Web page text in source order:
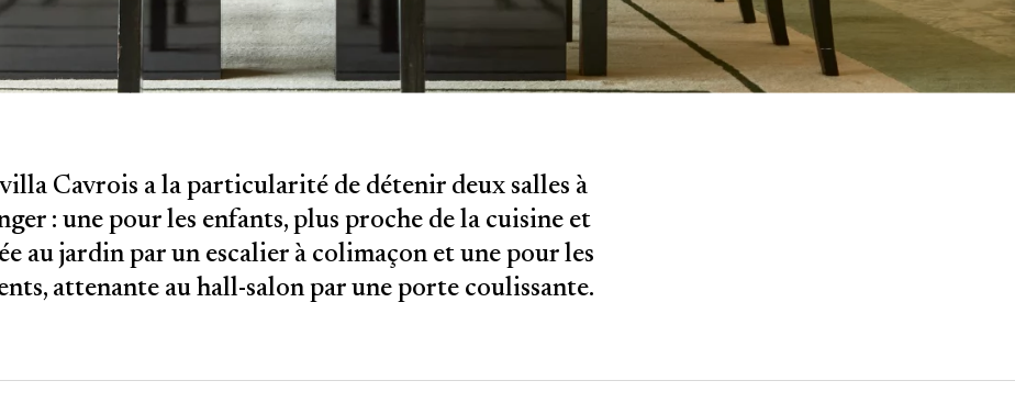
Cavrois a la particularité de détenir deux salles à
: une pour les enfants, plus proche de la cuisine et
au jardin par un escalier à colimaçon et une pour les
attenante au hall-salon par une porte coulissante.